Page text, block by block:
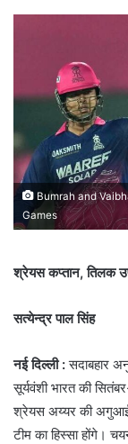
Bumrah and
Games
श्रेयस कप्तान, तिलक
सत्येन्द्र पाल सिंह
नई दिल्ली :सदाबहार
सूर्यवंशी भारत की
श्रेयस अय्यर की
टीम का हिस्सा होंगे।